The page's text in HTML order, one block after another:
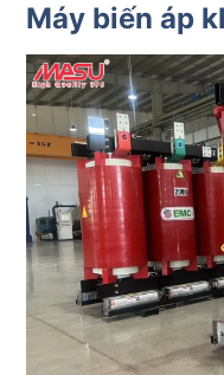
Máy biến áp